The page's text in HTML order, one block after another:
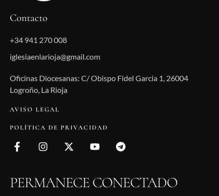
Contacto
+34 941 270 008
iglesiaenlarioja@gmail.com
Oficinas Diocesanas: C/ Obispo Fidel Garcia 1, 26004
Logroño, La Rioja
AVISO LEGAL
POLÍTICA DE PRIVACIDAD
PERMANECE CONECTADO